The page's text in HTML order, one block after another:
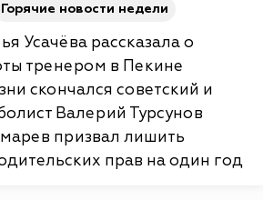
Горячие новости недели
Усачёва рассказала о
тренером в Пекине
скончался советский и
Валерий Турсунов
призвал лишить
прав на один год